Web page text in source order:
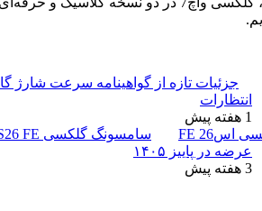
انتظارات
1 هفته پیش
عرضه در پاییز ۱۴۰۵
3 هفته پیش